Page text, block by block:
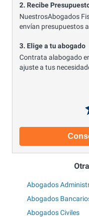
2. Recibe
NuestrosAbogados
envían presupuestos
3. Elige a tu abogado
Contrata alabogado
ajuste a tus
Abogados
Abogados
Abogados Civiles